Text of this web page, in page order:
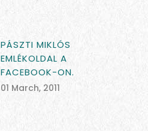
PÁSZTI MIKLÓS
EMLÉKOLDAL A
FACEBOOK-ON.
01 March, 2011